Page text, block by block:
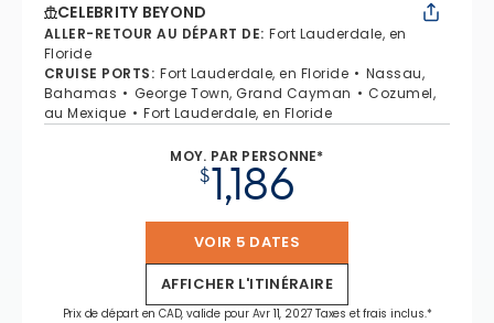
CELEBRITY BEYOND
ALLER-RETOUR AU DÉPART DE: Fort Lauderdale, en
Floride
CRUISE PORTS: Fort Lauderdale, en Floride
Nassau,
Bahamas
George Town, Grand Cayman
Cozumel,
au Mexique
Fort Lauderdale, en Floride
MOY. PAR PERSONNE*
$1,186
VOIR 5 DATES
AFFICHER L'ITINÉRAIRE
Prix de départ en CAD, valide pour Avr 11, 2027 Taxes et frais inclus.*